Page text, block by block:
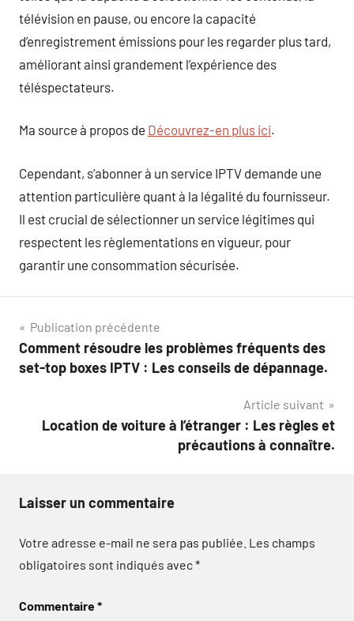
télévision en pause, ou encore la capacité
d’enregistrement émissions pour les regarder plus tard,
améliorant ainsi grandement l’expérience des
téléspectateurs.
Ma source à propos de Découvrez-en plus ici.
Cependant, s’abonner à un service IPTV demande une
attention particulière quant à la légalité du fournisseur.
Il est crucial de sélectionner un service légitimes qui
respectent les règlementations en vigueur, pour
garantir une consommation sécurisée.
Navigation
de
Publication précédente
Comment résoudre les problèmes fréquents des
set-top boxes IPTV : Les conseils de dépannage.
Article suivant
Location de voiture à l’étranger : Les règles et
précautions à connaître.
Laisser un commentaire
Votre adresse e-mail ne sera pas publiée. Les champs
obligatoires sont indiqués avec*
Commentaire*